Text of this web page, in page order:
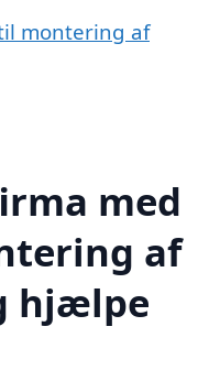
montering af
med
af
hjælpe